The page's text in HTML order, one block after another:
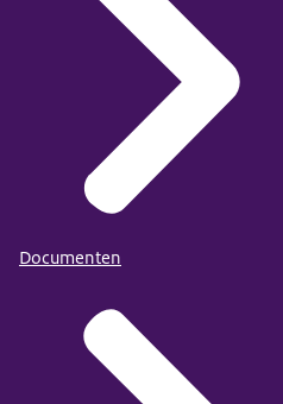
Documenten